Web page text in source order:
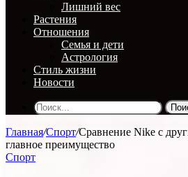
Лишний вес
Растения
Отношения
Семья и дети
Астрология
Стиль жизни
Новости
Главная/Спорт/Сравнение Nike с
главное преимущество
Спорт